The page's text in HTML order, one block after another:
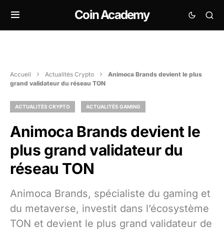
Coin Academy
Accueil Actualités Crypto
Animoca Brands devient le plus
grand validateur du réseau TON
ACTUALITÉS CRYPTO ACTUALITÉS GAMING
Animoca Brands devient le
plus grand validateur du
réseau TON
Animoca Brands, spécialiste du gaming et
du metaverse, investit dans l’écosystème
TON et devient le plus grand validateur de